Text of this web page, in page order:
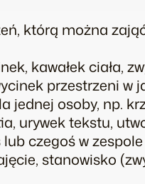
którą można
kawałek ciała,
przestrzeni w
jednej osoby, np.
urywek tekstu,
czegoś w
stanowisko